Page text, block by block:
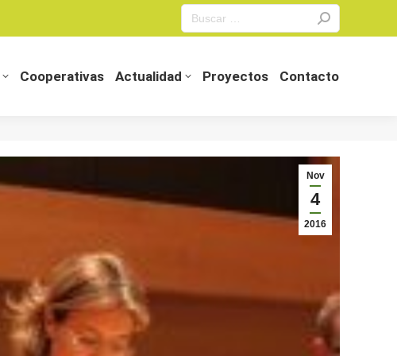
Search:
Cooperativas Actualidad Proyectos Contacto
Nov
4
2016
Actualidad Proyectos Contacto